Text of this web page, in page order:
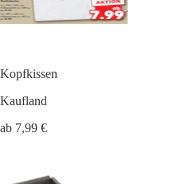
Kopfkissen
Kaufland
ab 7,99 €